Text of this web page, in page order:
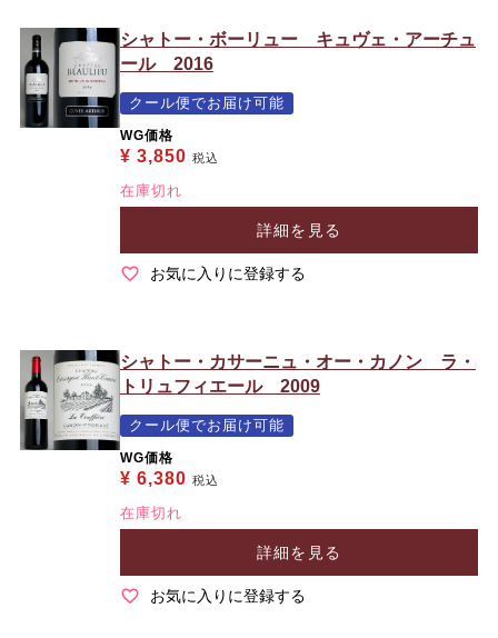
シャトー・ボーリュー キュヴェ・アーチュ
ール 2016
クール便でお届け可能
WG価格
¥ 3,850 税込
在庫切れ
詳細を見る
お気に入りに登録する
シャトー・カサーニュ・オー・カノン ラ・
トリュフィエール 2009
クール便でお届け可能
WG価格
¥ 6,380 税込
在庫切れ
詳細を見る
お気に入りに登録する